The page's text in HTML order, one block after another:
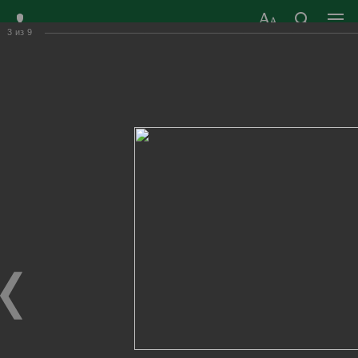
САМОУПРАВЛЕНИЯ
Главная
День России 2022г.
День России 2022г.
3 из 9